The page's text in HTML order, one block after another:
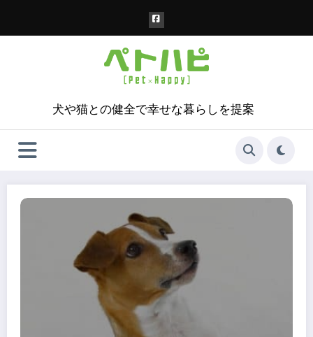
犬や猫との健全で幸せな暮らしを提案